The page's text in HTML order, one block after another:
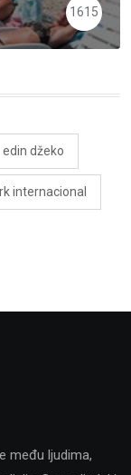
1615
edin džeko
internacional
među ljudima,